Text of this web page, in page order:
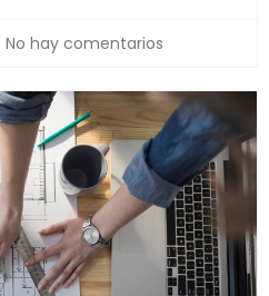
No hay comentarios